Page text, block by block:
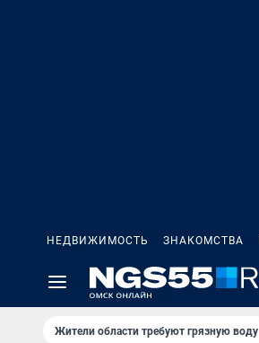
НЕДВИЖИМОСТЬ ЗНАКОМСТВА
Жители области требуют грязную воду